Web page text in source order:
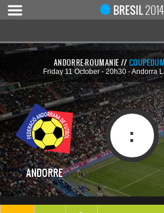
Notice : Undefined index: live [
BRESIL2014
ACCUEIL
ACTUALITÉ
COUPE DU MONDE 2019
MONDIAL 2014
CALENDRIER / RÉSULTATS
QUARTS DE FINALE
DEMI-FINALES
CLASSEMENTS
ANDORRE-ROUMANIE //
Friday 11 October - 20h30 - Andorra
ANDORRE
: